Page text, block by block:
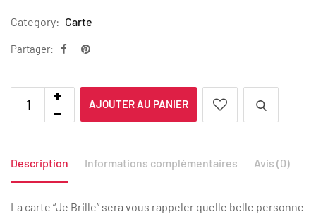
Category: Carte
Partager:
AJOUTER AU PANIER
Description Informations complémentaires Avis (0)
La carte “Je Brille” sera vous rappeler quelle belle personne